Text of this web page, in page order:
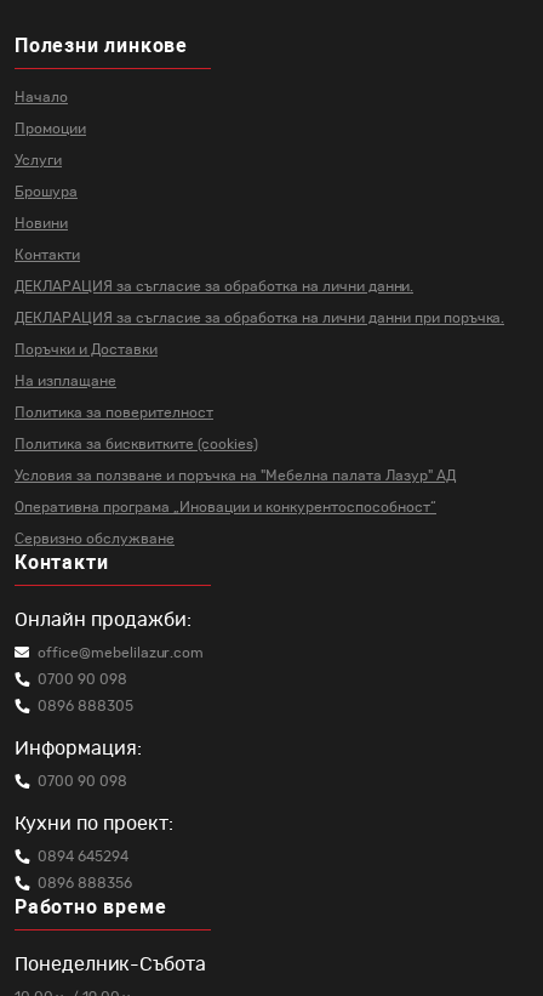
Полезни линкове
Начало
Промоции
Услуги
Брошура
Новини
Контакти
ДЕКЛАРАЦИЯ за съгласие за обработка на лични данни.
ДЕКЛАРАЦИЯ за съгласие за обработка на лични данни при поръчка.
Поръчки и Доставки
На изплащане
Политика за поверителност
Политика за бисквитките (cookies)
Условия за ползване и поръчка на "Мебелна палата Лазур" АД
Оперативна програма „Иновации и конкурентоспособност“
Сервизно обслужване
Контакти
Онлайн продажби:
office@mebelilazur.com
0700 90 098
0896 888305
Информация:
0700 90 098
Кухни по проект:
0894 645294
0896 888356
Работно време
Понеделник-Събота